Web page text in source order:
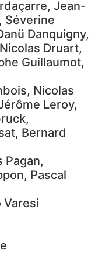
Jean-
Séverine
Danquigny,
Druart,
Guillaumot,
Nicolas
Leroy,
Bernard
Pagan,
Pascal
Varesi